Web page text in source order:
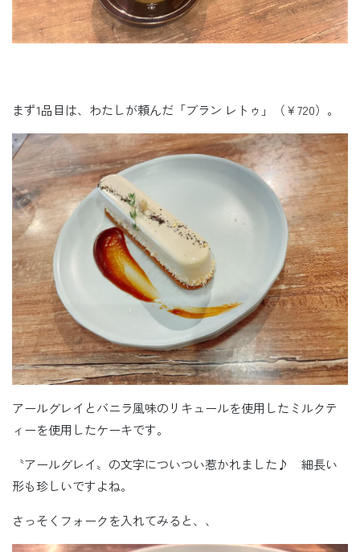
まず1品目は、わたしが頼んだ「ブラン レトゥ」（￥720）。
アールグレイとバニラ風味のリキュールを使用したミルクテ
ィーを使用したケーキです。
〝アールグレイ〟の文字についつい惹かれました♪ 細長い
形も珍しいですよね。
さっそくフォークを入れてみると、、